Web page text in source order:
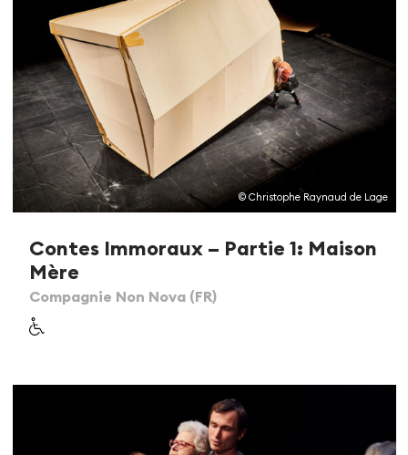
© Christophe Raynaud de Lage
Contes Immoraux – Partie 1: Maison
Mère
Compagnie Non Nova (FR)